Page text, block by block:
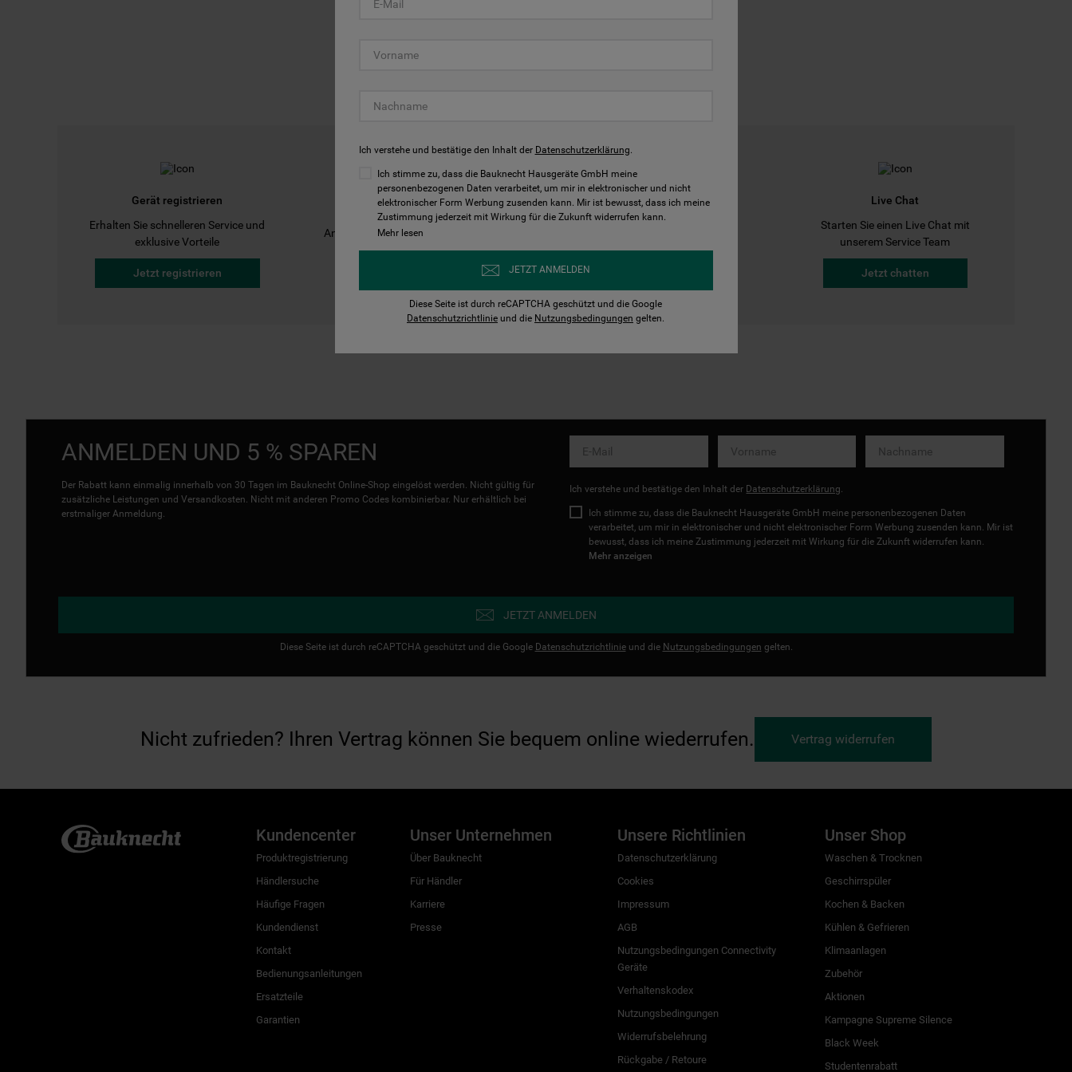
Gerät registrieren
Erhalten Sie schnelleren Service und
exklusive Vorteile
Jetzt registrieren
Bedienungsanleitungen
Anleitungen finden und herunterladen
Kontakt
Live Chat
Starten Sie einen Live Chat mit
unserem Service Team
Jetzt chatten
ANMELDEN UND 5 % SPAREN
Der Rabatt kann einmalig innerhalb von 30 Tagen im Bauknecht Online-Shop eingelöst werden. Nicht gültig für
zusätzliche Leistungen und Versandkosten. Nicht mit anderen Promo Codes kombinierbar. Nur erhältlich bei
erstmaliger Anmeldung.
Ich verstehe und bestätige den Inhalt der Datenschutzerklärung
Ich stimme zu, dass die Bauknecht Hausgeräte GmbH meine personenbezogenen Daten
verarbeitet, um mir in elektronischer und nicht elektronischer Form Werbung zusenden kann. Mir ist
bewusst, dass ich meine Zustimmung jederzeit mit Wirkung für die Zukunft widerrufen kann.
Mehr anzeigen
JETZT ANMELDEN
Diese Seite ist durch reCAPTCHA geschützt und die Google Datenschutzrichtlinieund die Nutzungsbedingungen gelten.
Nicht zufrieden? Ihren Vertrag können Sie bequem online wiederrufen. Vertrag widerrufen
Kundencenter
Produktregistrierung
Händlersuche
Häufige Fragen
Kundendienst
Kontakt
Bedienungsanleitungen
Ersatzteile
Garantien
Unser Unternehmen
Über Bauknecht
Für Händler
Karriere
Presse
Unsere Richtlinien
Datenschutzerklärung
Cookies
Impressum
AGB
Nutzungsbedingungen Connectivity
Geräte
Verhaltenskodex
Nutzungsbedingungen
Widerrufsbelehrung
Rückgabe / Retoure
Unser Shop
Waschen & Trocknen
Geschirrspüler
Kochen & Backen
Kühlen & Gefrieren
Klimaanlagen
Zubehör
Aktionen
Kampagne Supreme Silence
Black Week
Studentenrabatt
Ich verstehe und bestätige den Inhalt der Datenschutzerklärung.
Ich stimme zu, dass die Bauknecht Hausgeräte GmbH meine
personenbezogenen Daten verarbeitet, um mir in elektronischer und nicht
elektronischer Form Werbung zusenden kann. Mir ist bewusst, dass ich meine
Zustimmung jederzeit mit Wirkung für die Zukunft widerrufen kann.
Mehr lesen
JETZT ANMELDEN
Diese Seite ist durch reCAPTCHA geschützt und die Google
Datenschutzrichtlinie und die Nutzungsbedingungen gelten.